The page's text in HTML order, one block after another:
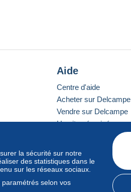
la sécurité sur notre
des statistiques dans le
sur les réseaux sociaux.
selon vos
Aide
Centre d'aide
Acheter sur Delcampe
Vendre sur Delcampe
Un site sécurisé